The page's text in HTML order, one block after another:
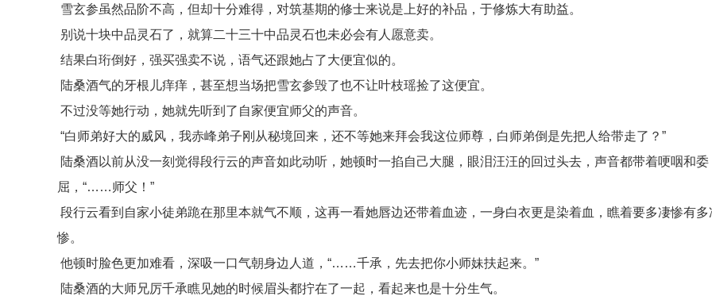
雪玄参虽然品阶不高，但却十分难得，对筑基期的修士来说是上好的补品，于修炼大有助益。
别说十块中品灵石了，就算二十三十中品灵石也未必会有人愿意卖。
结果白珩倒好，强买强卖不说，语气还跟她占了大便宜似的。
陆桑酒气的牙根儿痒痒，甚至想当场把雪玄参毁了也不让叶枝瑶捡了这便宜。
不过没等她行动，她就先听到了自家便宜师父的声音。
“白师弟好大的威风，我赤峰弟子刚从秘境回来，还不等她来拜会我这位师尊，白师弟倒是先把人给带走了？”
陆桑酒以前从没一刻觉得段行云的声音如此动听，她顿时一掐自己大腿，眼泪汪汪的回过头去，声音都带着哽咽和委
屈，“……师父！”
段行云看到自家小徒弟跪在那里本就气不顺，这再一看她唇边还带着血迹，一身白衣更是染着血，瞧着要多凄惨有多
惨。
他顿时脸色更加难看，深吸一口气朝身边人道，“……千承，先去把你小师妹扶起来。”
陆桑酒的大师兄厉千承瞧见她的时候眉头都拧在了一起，看起来也是十分生气。